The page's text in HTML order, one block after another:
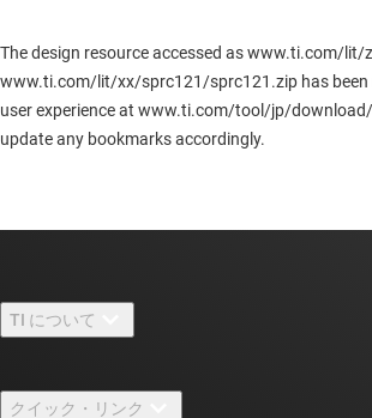
The design resource accessed as www.ti.com/
www.ti.com/lit/xx/sprc121/sprc121.zip has been
user experience at www.ti.com/tool/jp/download/
update any bookmarks accordingly.
TI について
クイック・リンク